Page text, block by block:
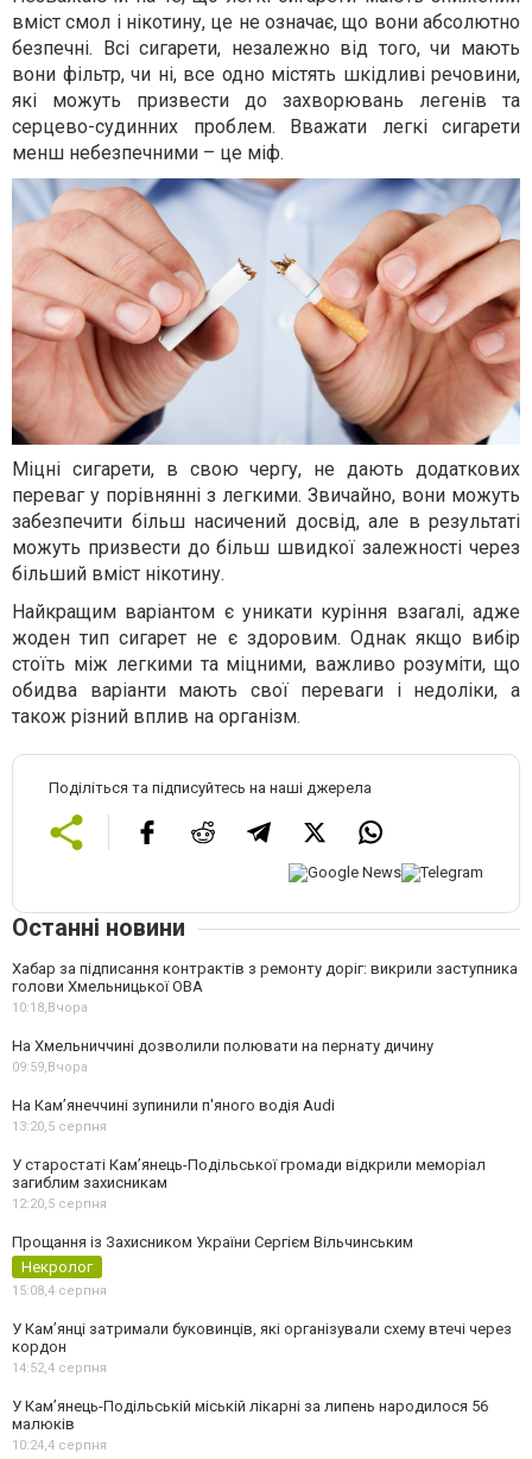
вміст смол і нікотину, це не означає, що вони абсолютно
безпечні. Всі сигарети, незалежно від того, чи мають
вони фільтр, чи ні, все одно містять шкідливі речовини,
які можуть призвести до захворювань легенів та
серцево-судинних проблем. Вважати легкі сигарети
менш небезпечними – це міф.
Міцні сигарети, в свою чергу, не дають додаткових
переваг у порівнянні з легкими. Звичайно, вони можуть
забезпечити більш насичений досвід, але в результаті
можуть призвести до більш швидкої залежності через
більший вміст нікотину.
Найкращим варіантом є уникати куріння взагалі, адже
жоден тип сигарет не є здоровим. Однак якщо вибір
стоїть між легкими та міцними, важливо розуміти, що
обидва варіанти мають свої переваги і недоліки, а
також різний вплив на організм.
Поділіться та підписуйтесь на наші джерела
Останні новини
Хабар за підписання контрактів з ремонту доріг: викрили заступника
голови Хмельницької ОВА
10:18,Вчора
На Хмельниччині дозволили полювати на пернату дичину
09:59,Вчора
На Камʼянеччині зупинили п'яного водія Audi
13:20,5 серпня
У старостаті Кам’янець-Подільської громади відкрили меморіал
загиблим захисникам
12:20,5 серпня
Прощання із Захисником України Сергієм Вільчинським
Некролог
15:08,4 серпня
У Кам’янці затримали буковинців, які організували схему втечі через
кордон
14:52,4 серпня
У Кам’янець-Подільській міській лікарні за липень народилося 56
малюків
10:24,4 серпня